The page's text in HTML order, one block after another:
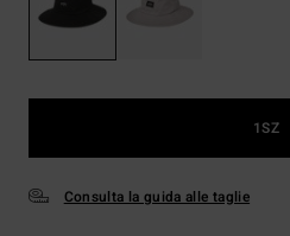
1SZ
Consulta la guida alle taglie